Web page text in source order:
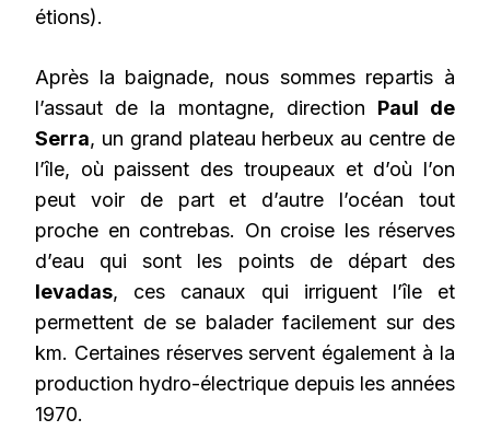
étions).
Après la baignade, nous sommes repartis à
l’assaut de la montagne, direction Paul de
Serra, un grand plateau herbeux au centre de
l’île, où paissent des troupeaux et d’où l’on
peut voir de part et d’autre l’océan tout
proche en contrebas. On croise les réserves
d’eau qui sont les points de départ des
levadas, ces canaux qui irriguent l’île et
permettent de se balader facilement sur des
km. Certaines réserves servent également à la
production hydro-électrique depuis les années
1970.